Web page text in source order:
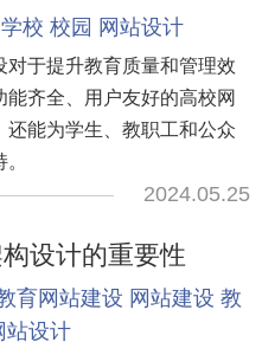
学校 校园 网站设计
于提升教育质量和管理效
齐全、用户友好的高校网
能为学生、教职工和公众
2024.05.25
设计的重要性
育网站建设 网站建设 教
站设计